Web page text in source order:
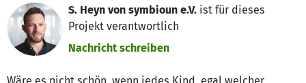
S. Heyn von symbioun e.V. ist für dieses
Projekt verantwortlich
Nachricht schreiben